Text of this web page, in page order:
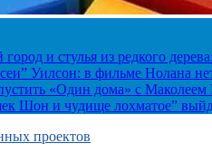
и стулья из редкого
Уилсон: в фильме Нолана
«Один дома» с
Шон и чудище лохматое”
проектов